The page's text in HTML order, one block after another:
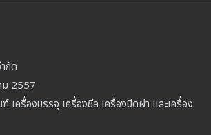
กัด
ม 2557
เครื่องบรรจุ เครื่องซีล เครื่องปิดฝา และเครื่อง